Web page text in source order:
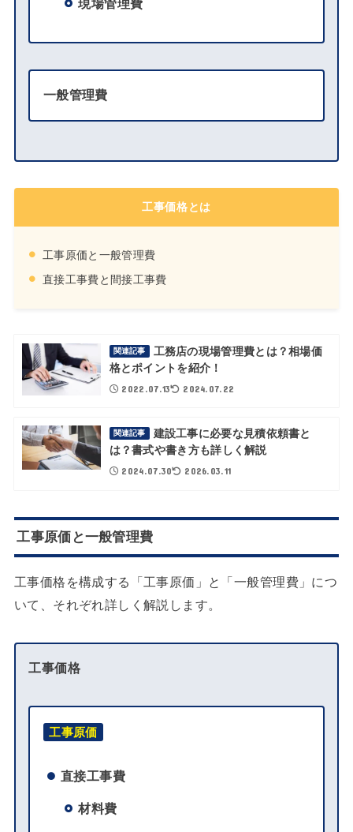
現場管理費
一般管理費
工事価格とは
工事原価と一般管理費
直接工事費と間接工事費
関連記事
工務店の現場管理費とは？相場価
格とポイントを紹介！
2022.07.13 2024.07.22
関連記事
建設工事に必要な見積依頼書と
は？書式や書き方も詳しく解説
2024.07.30 2026.03.11
工事原価と一般管理費
工事価格を構成する「工事原価」と「一般管理費」につ
いて、それぞれ詳しく解説します。
工事価格
工事原価
直接工事費
材料費